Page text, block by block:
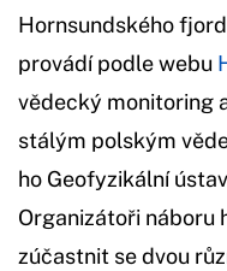
Hornsundského
provádí podle webu
vědecký monitoring
stálým polským
ho Geofyzikální
Organizátoři náboru
zúčastnit se dvou